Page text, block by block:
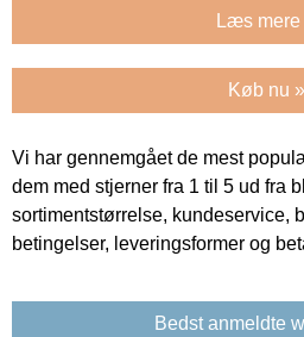
Læs mere
Køb nu »
Vi har gennemgået de mest
dem med stjerner fra 1 til 5 ud fra
sortimentstørrelse, kundeservice,
betingelser, leveringsformer og
Bedst anmeldte